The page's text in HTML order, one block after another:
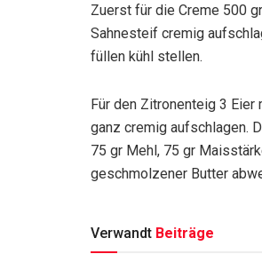
Zuerst für die Creme 500
Sahnesteif cremig
füllen kühl stellen.
Für den Zitronenteig 3
ganz cremig aufschlagen.
75 gr Mehl, 75 gr
geschmolzener Butter
Verwandt Beiträge